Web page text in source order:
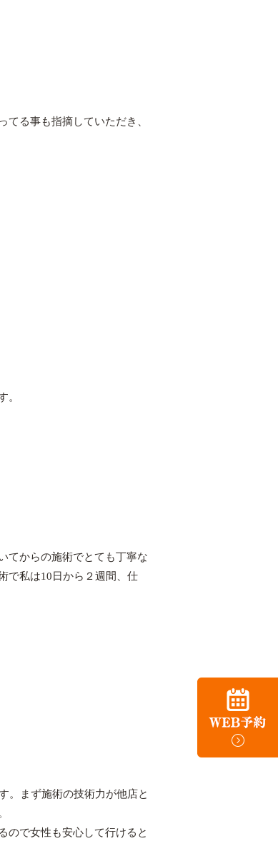
る事も指摘していただき、
。
てからの施術でとても丁寧な
で私は10日から２週間、仕
。まず施術の技術力が他店と
ので女性も安心して行けると